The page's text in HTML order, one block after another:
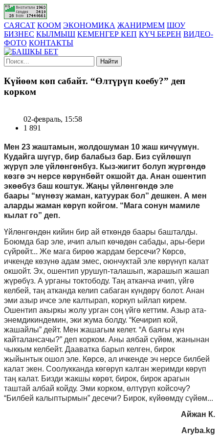
САЯСАТ КООМ ЭКОНОМИКА ЖАНИРМЕМ ШОУ
БИЗНЕС КЫЛМЫШ КЕМЕНГЕР КЕП КҮЧ БЕРЕН ВИДЕО-
ФОТО КОНТАКТЫ
Найти
Күйөөм көп сабайт. “Өлтүрүп коебу?” деп
корком
02-февраль, 15:58
1 891
Мен 23 жаштамын, жолдошуман 10 жаш кичүүмүн.
Кудайга шүгүр, бир балабыз бар. Биз сүйлөшүп
жүрүп эле үйлөнгөнбүз. Кыз-жигит болуп жүргөндө
көзгө эч нерсе көрүнбөйт окшойт да. Анан ошентип
экөөбүз баш коштук. Жаңы үйлөнгөндө эле
баары “мүнөзү жаман, катуурак бол” дешкен. А мен
аларды жаман көрүп койгом. “Мага сонун мамиле
кылат го” деп.
Үйлөнгөндөн кийин бир ай өткөндө баары башталды.
Боюмда бар эле, ичип алып көчөдөн сабады, ары-бери
сүйрөйт... Же мага бирөө жардам берсечи? Көрсө,
ичкенде көзүнө адам эмес, оюнчуктай эле көрүнүп калат
окшойт. Эх, ошентип урушуп-талашып, жарашып жашап
жүрөбүз. А урганы токтободу. Таң атканча ичип, үйгө
келбей, таң атканда келип сабаган күндөрү болот. Анан
эми азыр ичсе эле калтырап, коркуп ыйлап кирем.
Ошентип акыркы жолу урган соң үйгө кеттим. Азыр ата-
энемдикиндемин, эки жума болду. “Кечирип кой,
жашайлы” дейт. Мен жашагым келет. “А баягы күн
кайталансачы?” деп корком. Аны аябай сүйөм, жанынан
чыккым келбейт. Дааватка барып келген, бирок
жыйынтык ошол эле. Көрсө, ал ичкенде эч нерсе билбей
калат экен. Соолукканда көгөрүп калган жеримди көрүп
таң калат. Бизди жакшы көрөт, бирок, бирок арагын
таштай албай койду. Эми корком, өлтүрүп койсочу?
“Билбей калыптырмын” десечи? Бирок, күйөөмдү сүйөм...
Айжан К.
Aryba.kg